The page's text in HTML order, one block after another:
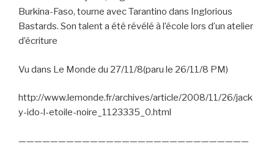
Burkina-Faso, tourne avec Tarantino dans Inglorious
Bastards. Son talent a été révélé à l’école lors d’un atelier
d’écriture
Vu dans Le Monde du 27/11/8(paru le 26/11/8 PM)
http://www.lemonde.fr/archives/article/2008/11/26/jack
y-ido-l-etoile-noire_1123335_0.html
—————————————————————————————